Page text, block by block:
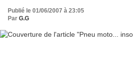
Publié le 01/06/2007 à 23:05
Par G.G